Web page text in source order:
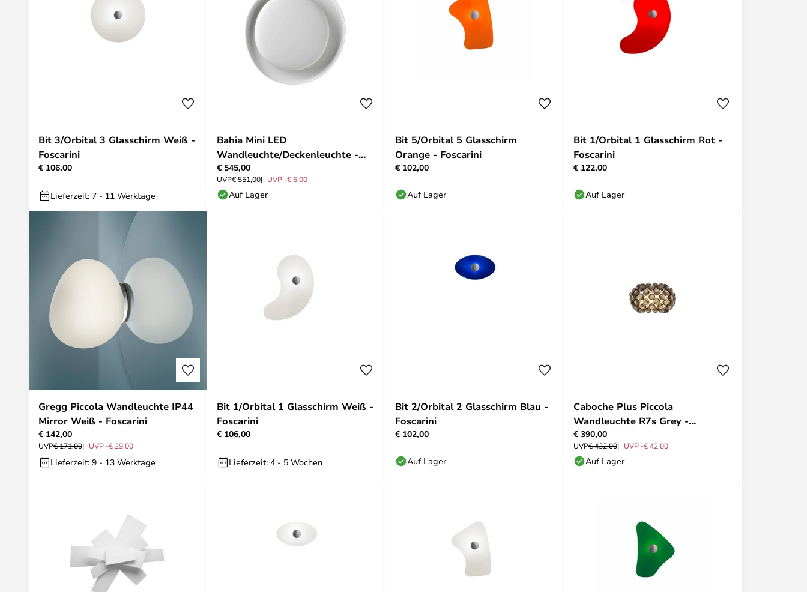
Bit 3/Orbital 3 Glasschirm Weiß -
Foscarini
€ 106,00
Lieferzeit: 7 - 11 Werktage
Bahia Mini LED
Wandleuchte/Deckenleuchte -
Foscarini
€ 545,00
UVP€ 551,00 UVP -€ 6,00
Auf Lager
Bit 5/Orbital 5 Glasschirm
Orange - Foscarini
€ 102,00
Auf Lager
Bit 1/Orbital 1 Glasschirm Rot -
Foscarini
€ 122,00
Auf Lager
Gregg Piccola Wandleuchte IP44
Mirror Weiß - Foscarini
€ 142,00
UVP€ 171,00 UVP -€ 29,00
Lieferzeit: 9 - 13 Werktage
Bit 1/Orbital 1 Glasschirm Weiß -
Foscarini
€ 106,00
Lieferzeit: 4 - 5 Wochen
Bit 2/Orbital 2 Glasschirm Blau -
Foscarini
€ 102,00
Auf Lager
Caboche Plus Piccola
Wandleuchte R7s Grey -
Foscarini
€ 390,00
UVP€ 432,00 UVP -€ 42,00
Auf Lager